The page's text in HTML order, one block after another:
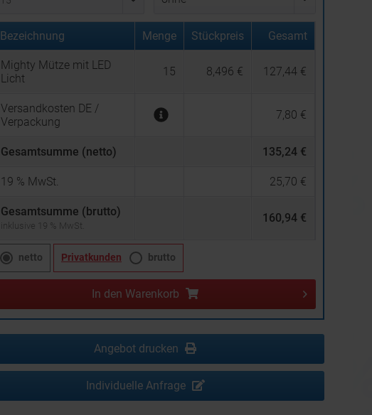
Bezeichnung Menge Stückpreis Gesamt
Mighty Mütze mit LED
Licht
15 8,496 € 127,44 €
Versandkosten DE /
Verpackung
7,80 €
Gesamtsumme (netto) 135,24 €
19 % MwSt. 25,70 €
Gesamtsumme (brutto)
inklusive 19 % MwSt.
160,94 €
netto Privatkunden brutto
In den Warenkorb
Angebot drucken
Individuelle Anfrage